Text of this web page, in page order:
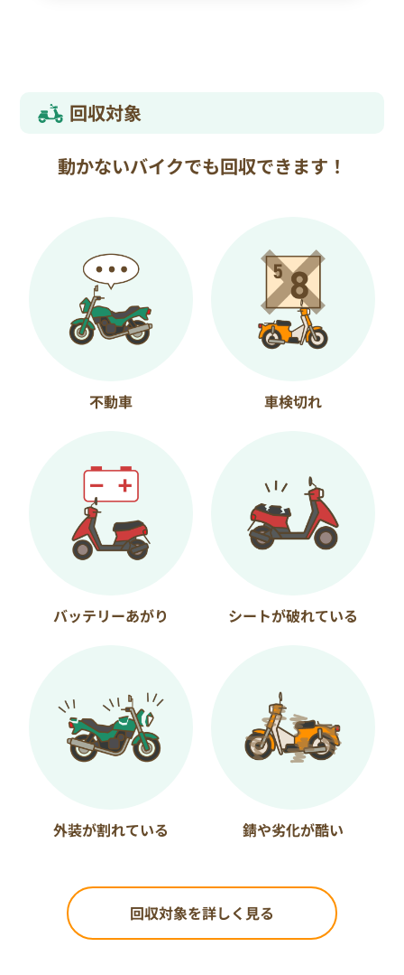
回収対象
動かないバイクでも回収できます！
不動車 車検切れ
バッテリーあがり シートが破れている
外装が割れている 錆や劣化が酷い
回収対象を詳しく見る